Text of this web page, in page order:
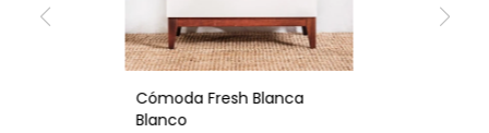
Cómoda Fresh Blanca
Blanco